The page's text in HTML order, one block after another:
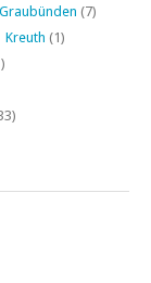
Graubünden (7)
Kreuth (1)